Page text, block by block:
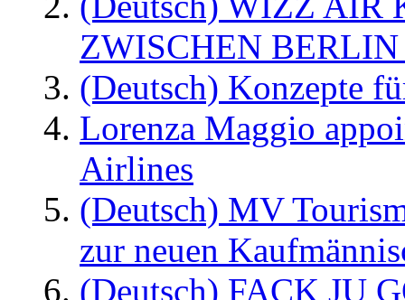
ZWISCHEN
(Deutsch) Konzepte
Lorenza Maggio
Airlines
(Deutsch) MV
zur neuen
(Deutsch) FACK JU